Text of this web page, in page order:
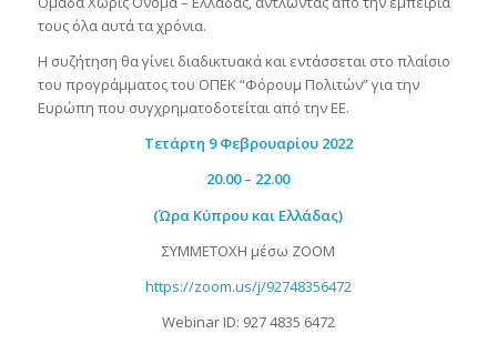
τους όλα αυτά τα χρόνια.
Η συζήτηση θα γίνει διαδικτυακά και εντάσσεται στο πλαίσιο
του προγράμματος του ΟΠΕΚ “Φόρουμ Πολιτών” για την
Ευρώπη που συγχρηματοδοτείται από την ΕΕ.
Τετάρτη 9 Φεβρουαρίου 2022
20.00 – 22.00
(Ώρα Κύπρου και Ελλάδας)
ΣΥΜΜΕΤΟΧΗ μέσω ZOOM
https://zoom.us/j/92748356472
Webinar ID: 927 4835 6472